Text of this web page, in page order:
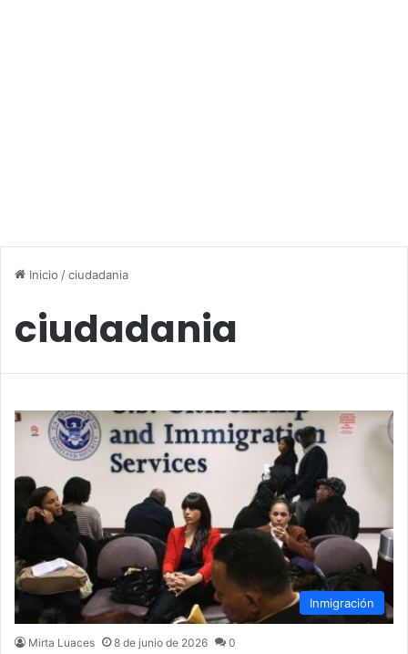
Inicio /ciudadania
ciudadania
Inmigración
Mirta Luaces 8 de junio de 2026 0